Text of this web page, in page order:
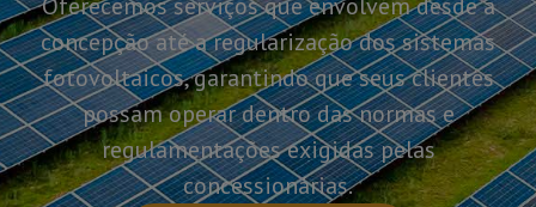
concepção até a regularização dos sistemas
fotovoltaicos, garantindo que seus clientes
possam operar dentro das normas e
regulamentações exigidas pelas
concessionárias.